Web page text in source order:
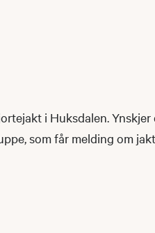
i Huksdalen. Ynskjer
som får melding om